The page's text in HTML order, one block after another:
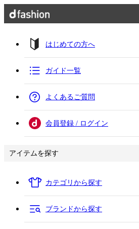
はじめての方へ
ガイド一覧
よくあるご質問
会員登録 / ログイン
アイテムを探す
カテゴリから探す
ブランドから探す